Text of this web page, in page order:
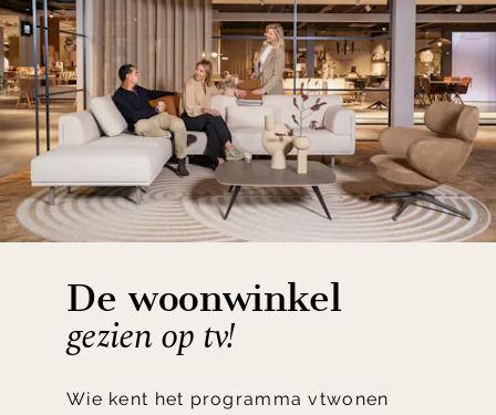
De woonwinkel
gezien op tv!
Wie kent het programma vtwonen